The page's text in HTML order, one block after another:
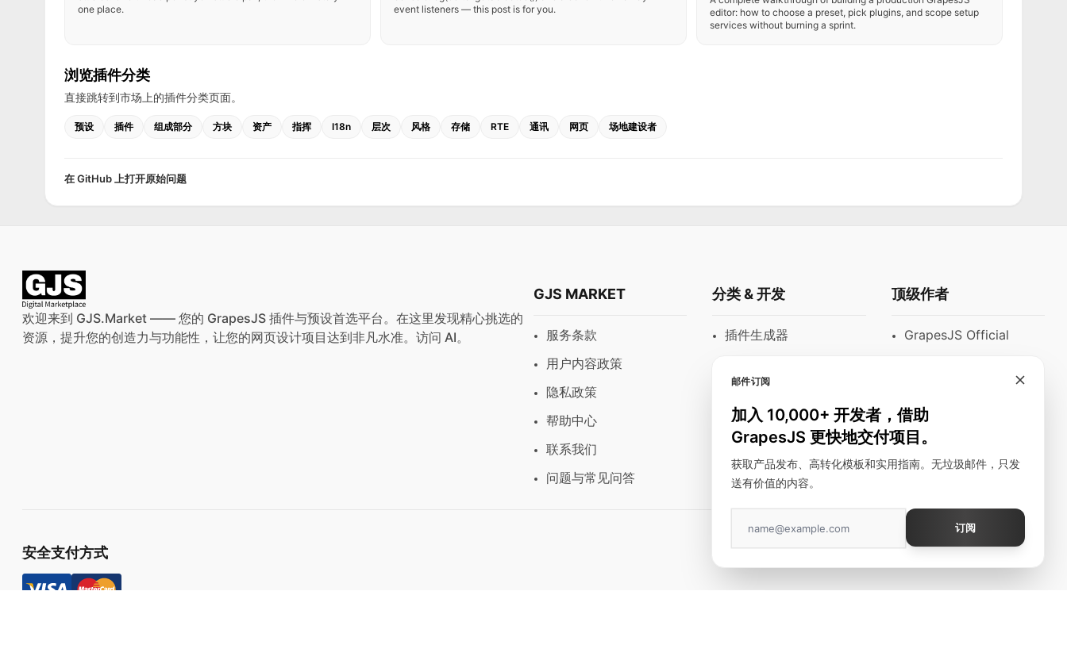
one place.
event listeners — this post is for you.
editor: how to choose a preset, pick plugins, and scope setup
services without burning a sprint.
浏览插件分类
直接跳转到市场上的插件分类页面。
预设 插件 组成部分 方块 资产 指挥 I18n 层次 风格 存储 RTE 通讯 网页 场地建设者
在 GitHub 上打开原始问题
欢迎来到 GJS.Market —— 您的 GrapesJS 插件与预设首选平台。在这里发现精心挑选的
资源，提升您的创造力与功能性，让您的网页设计项目达到非凡水准。访问 AI。
GJS MARKET
服务条款
用户内容政策
隐私政策
帮助中心
联系我们
问题与常见问答
分类 & 开发
插件生成器
邮件模板
建站工具
顶级作者
GrapesJS Official
Blocomposer
Silex
安全支付方式
邮件订阅
加入 10,000+ 开发者，借助
GrapesJS 更快地交付项目。
获取产品发布、高转化模板和实用指南。无垃圾邮件，只发
送有价值的内容。
订阅